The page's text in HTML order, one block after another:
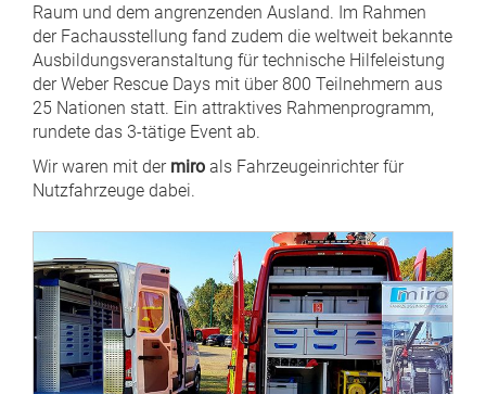
Raum und dem angrenzenden Ausland. Im Rahmen
der Fachausstellung fand zudem die weltweit bekannte
Ausbildungsveranstaltung für technische Hilfeleistung
der Weber Rescue Days mit über 800 Teilnehmern aus
25 Nationen statt. Ein attraktives Rahmenprogramm,
rundete das 3-tätige Event ab.
Wir waren mit der miro als Fahrzeugeinrichter für
Nutzfahrzeuge dabei.